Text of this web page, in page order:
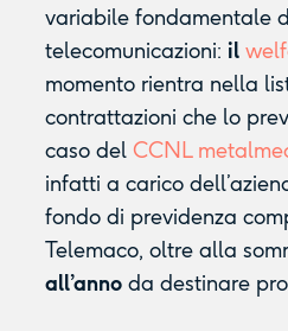
variabile fondamentale
telecomunicazioni: il
momento rientra nella
contrattazioni che lo
caso del CCNL
infatti a carico
fondo di previdenza
Telemaco, oltre alla
all’annoda destinare